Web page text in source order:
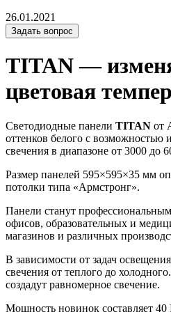
26.01.2021
Задать вопрос
TITAN —
цветовая
Светодиодные панели TITAN от
оттенков белого с возможностью
свечения в диапазоне от 3000 до
Размер панелей 595×595×35 мм
потолки типа «Армстронг».
Панели станут
офисов, образовательных и
магазинов и различных
В зависимости от задач
свечения от теплого до
создадут равномерное свечение.
Мощность новинок составляет 40